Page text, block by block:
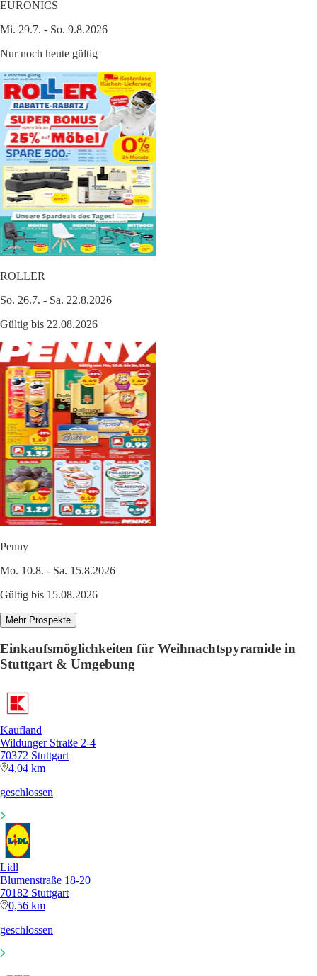
EURONICS
Mi. 29.7. - So. 9.8.2026
Nur noch heute gültig
ROLLER
So. 26.7. - Sa. 22.8.2026
Gültig bis 22.08.2026
Penny
Mo. 10.8. - Sa. 15.8.2026
Gültig bis 15.08.2026
Mehr Prospekte
Einkaufsmöglichkeiten für Weihnachtspyramide in
Stuttgart & Umgebung
Kaufland
Wildunger Straße 2-4
70372 Stuttgart
4,04 km
geschlossen
Lidl
Blumenstraße 18-20
70182 Stuttgart
0,56 km
geschlossen